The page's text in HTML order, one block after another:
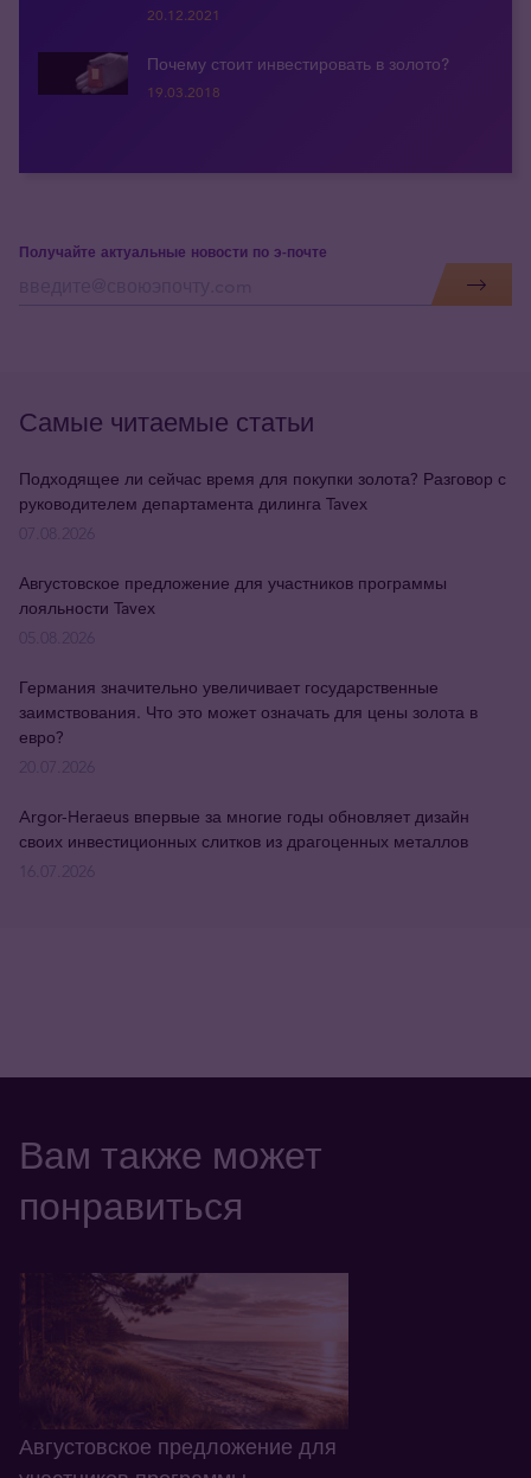
20.12.2021
Почему стоит инвестировать в золото?
19.03.2018
Получайте актуальные новости по э-почте
Самые читаемые статьи
Подходящее ли сейчас время для покупки золота? Разговор с
руководителем департамента дилинга Tavex
Августовское предложение для участников программы
лояльности Tavex
Германия значительно увеличивает государственные
заимствования. Что это может означать для цены золота в
евро?
Argor-Heraeus впервые за многие годы обновляет дизайн
своих инвестиционных слитков из драгоценных металлов
Вам также может
понравиться
Августовское предложение для